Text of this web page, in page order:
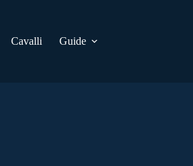
Cavalli Guide